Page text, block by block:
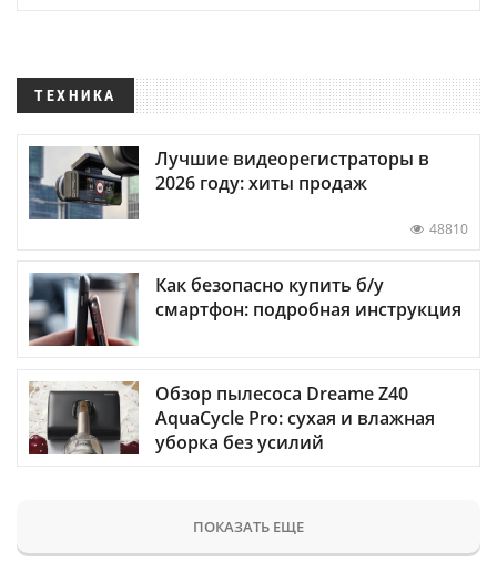
ТЕХНИКА
Лучшие видеорегистраторы в
2026 году: хиты продаж
48810
Как безопасно купить б/у
смартфон: подробная инструкция
Обзор пылесоса Dreame Z40
AquaCycle Pro: сухая и влажная
уборка без усилий
ПОКАЗАТЬ ЕЩЕ